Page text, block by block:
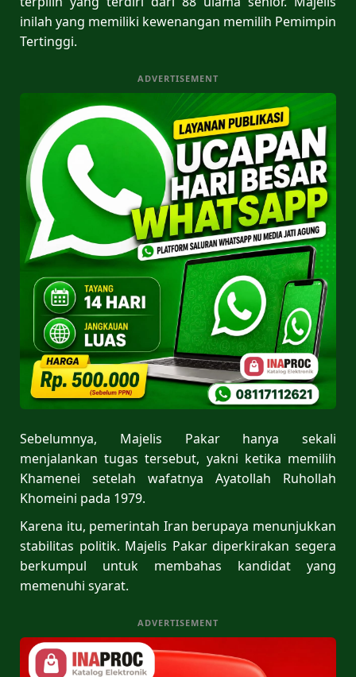
inilah yang memiliki kewenangan memilih Pemimpin
Tertinggi.
ADVERTISEMENT
Sebelumnya, Majelis Pakar hanya sekali
menjalankan tugas tersebut, yakni ketika memilih
Khamenei setelah wafatnya Ayatollah Ruhollah
Khomeini pada 1979.
Karena itu, pemerintah Iran berupaya menunjukkan
stabilitas politik. Majelis Pakar diperkirakan segera
berkumpul untuk membahas kandidat yang
memenuhi syarat.
ADVERTISEMENT